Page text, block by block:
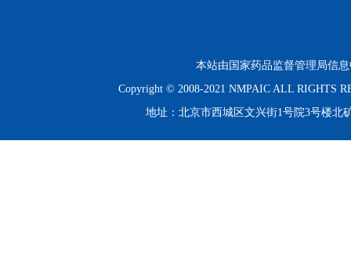
本站由国家药品监督管理局信
Copyright © 2008-2021 NMPAIC ALL RIGHTS
地址：北京市西城区文兴街1号院3号楼